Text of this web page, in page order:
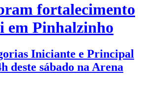
fortalecimento
em Pinhalzinho
Iniciante e Principal
deste sábado na Arena